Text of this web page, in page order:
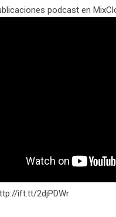
podcast en
ift.tt/2djPDWr